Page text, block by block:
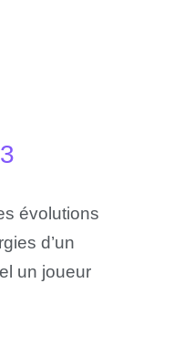
évolutions
d’un
un joueur